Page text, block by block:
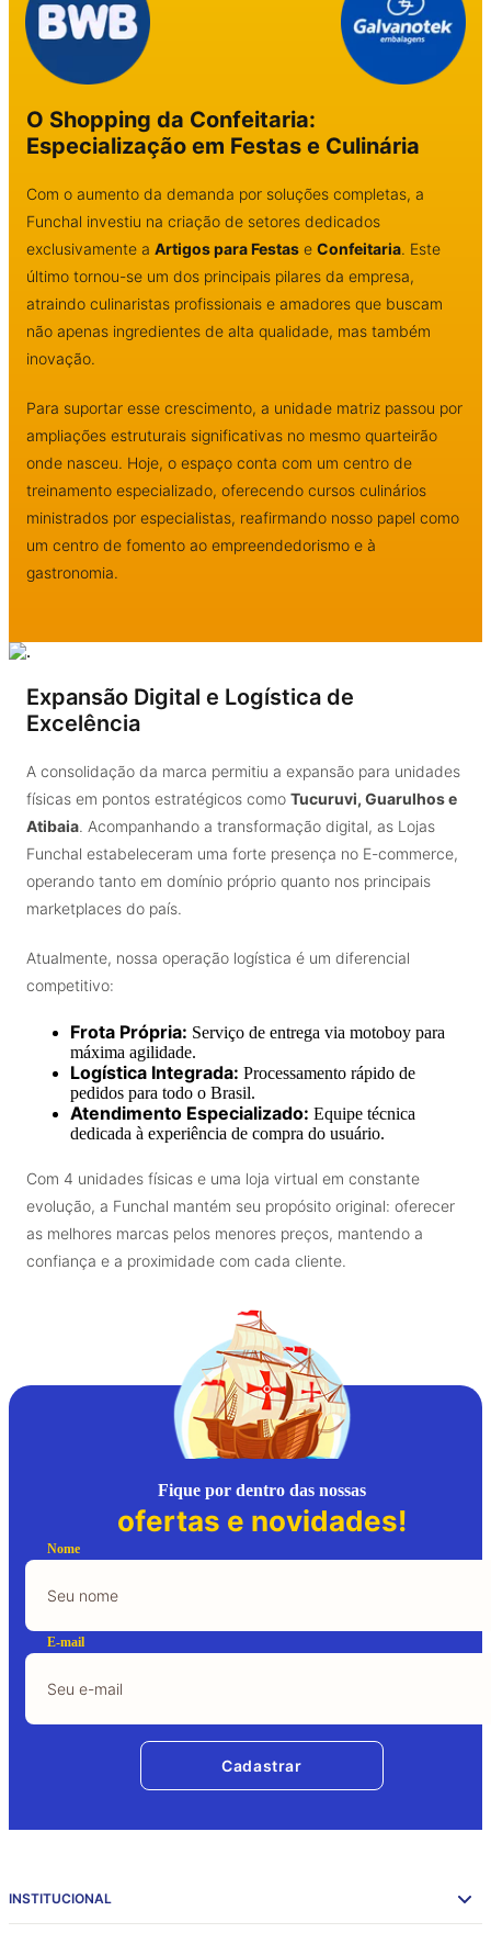
O Shopping da Confeitaria:
Especialização em Festas e Culinária
Com o aumento da demanda por soluções completas, a
Funchal investiu na criação de setores dedicados
exclusivamente a Artigos para Festas e Confeitaria. Este
último tornou-se um dos principais pilares da empresa,
atraindo culinaristas profissionais e amadores que buscam
não apenas ingredientes de alta qualidade, mas também
inovação.
Para suportar esse crescimento, a unidade matriz passou por
ampliações estruturais significativas no mesmo quarteirão
onde nasceu. Hoje, o espaço conta com um centro de
treinamento especializado, oferecendo cursos culinários
ministrados por especialistas, reafirmando nosso papel como
um centro de fomento ao empreendedorismo e à
gastronomia.
Expansão Digital e Logística de
Excelência
A consolidação da marca permitiu a expansão para unidades
físicas em pontos estratégicos como Tucuruvi, Guarulhos e
Atibaia. Acompanhando a transformação digital, as Lojas
Funchal estabeleceram uma forte presença no E-commerce,
operando tanto em domínio próprio quanto nos principais
marketplaces do país.
Atualmente, nossa operação logística é um diferencial
competitivo:
Frota Própria: Serviço de entrega via motoboy para
máxima agilidade.
Logística Integrada: Processamento rápido de
pedidos para todo o Brasil.
Atendimento Especializado: Equipe técnica
dedicada à experiência de compra do usuário.
Com 4 unidades físicas e uma loja virtual em constante
evolução, a Funchal mantém seu propósito original: oferecer
as melhores marcas pelos menores preços, mantendo a
confiança e a proximidade com cada cliente.
Fique por dentro das nossas
ofertas e novidades!
Nome
E-mail
Cadastrar
INSTITUCIONAL